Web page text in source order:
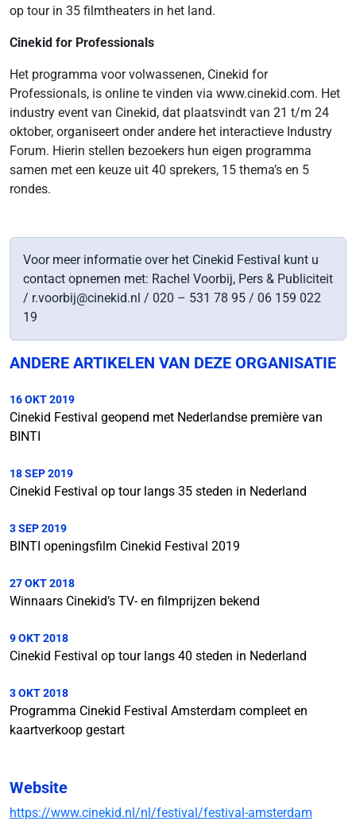
op tour in 35 filmtheaters in het land.
Cinekid for Professionals
Het programma voor volwassenen, Cinekid for
Professionals, is online te vinden via www.cinekid.com. Het
industry event van Cinekid, dat plaatsvindt van 21 t/m 24
oktober, organiseert onder andere het interactieve Industry
Forum. Hierin stellen bezoekers hun eigen programma
samen met een keuze uit 40 sprekers, 15 thema’s en 5
rondes.
Voor meer informatie over het Cinekid Festival kunt u
contact opnemen met: Rachel Voorbij, Pers & Publiciteit
/ r.voorbij@cinekid.nl / 020 – 531 78 95 / 06 159 022
19
ANDERE ARTIKELEN VAN DEZE ORGANISATIE
16 OKT 2019
Cinekid Festival geopend met Nederlandse première van
BINTI
18 SEP 2019
Cinekid Festival op tour langs 35 steden in Nederland
3 SEP 2019
BINTI openingsfilm Cinekid Festival 2019
27 OKT 2018
Winnaars Cinekid’s TV- en filmprijzen bekend
9 OKT 2018
Cinekid Festival op tour langs 40 steden in Nederland
3 OKT 2018
Programma Cinekid Festival Amsterdam compleet en
kaartverkoop gestart
Website
https://www.cinekid.nl/nl/festival/festival-amsterdam